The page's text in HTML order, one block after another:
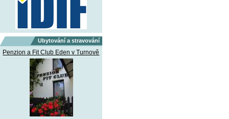
Ubytování a stravování
Penzion a Fit Club Eden v Turnově